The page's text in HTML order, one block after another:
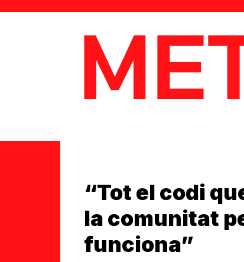
MetaData
“Tot el codi
la comunitat
funciona”